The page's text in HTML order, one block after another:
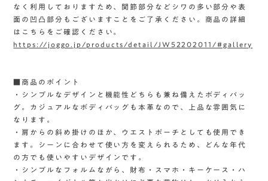
なく利用しておりますため、関節部分などシワの多い部分や表
面の凹凸部分もございますことをご了承ください。商品の詳細
はこちらをご確認ください。
https://joggo.jp/products/detail/JW52202011/#gallery
■商品のポイント
・シンプルなデザインと機能性どちらも兼ね備えたボディバッ
グ。カジュアルなボディバッグも本革なので、上品な雰囲気に
なります。
・肩からの斜め掛けのほか、ウエストポーチとしても使用でき
ます。シーンに合わせて使い方を変えられるため、どんな年代
の方でも使いやすいデザインです。
・シンプルなフォルムながら、財布・スマホ・キーケース・ハ